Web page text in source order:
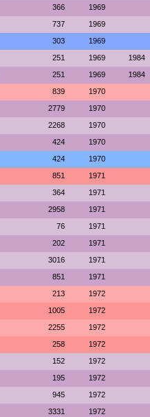
366 1969
737 1969
303 1969
251 1969 1984
251 1969 1984
839 1970
2779 1970
2268 1970
424 1970
424 1970
851 1971
364 1971
2958 1971
76 1971
202 1971
3016 1971
851 1971
213 1972
1005 1972
2255 1972
258 1972
152 1972
195 1972
945 1972
3331 1972